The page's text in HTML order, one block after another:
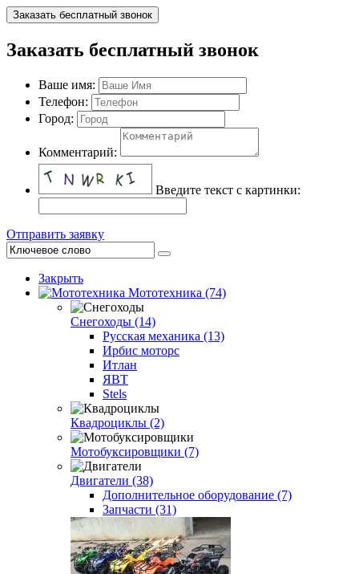
Заказать бесплатный звонок
Заказать бесплатный звонок
Ваше имя:
Телефон:
Город:
Комментарий:
Введите текст с картинки:
Отправить заявку
Закрыть
Мототехника (74)
Снегоходы (14)
Русская механика (13)
Ирбис моторс
Итлан
ЯВТ
Stels
Квадроциклы (2)
Мотобуксировщики (7)
Двигатели (38)
Дополнительное оборудование (7)
Запчасти (31)